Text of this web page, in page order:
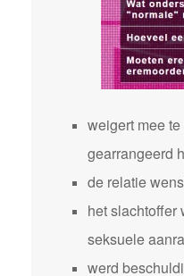
weigert mee
gearrangeerd
de relatie
het slachtoffer
seksuele
werd